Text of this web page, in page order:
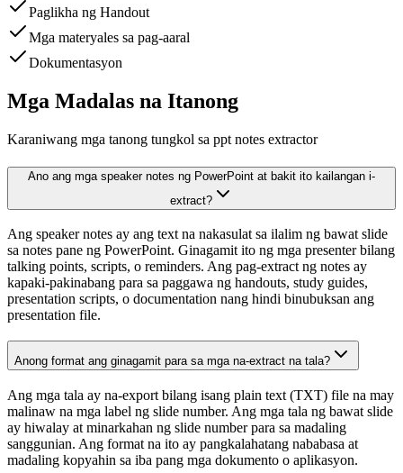
Paglikha ng Handout
Mga materyales sa pag-aaral
Dokumentasyon
Mga Madalas na Itanong
Karaniwang mga tanong tungkol sa ppt notes extractor
Ano ang mga speaker notes ng PowerPoint at bakit ito kailangan i-
extract?
Ang speaker notes ay ang text na nakasulat sa ilalim ng bawat slide
sa notes pane ng PowerPoint. Ginagamit ito ng mga presenter bilang
talking points, scripts, o reminders. Ang pag-extract ng notes ay
kapaki-pakinabang para sa paggawa ng handouts, study guides,
presentation scripts, o documentation nang hindi binubuksan ang
presentation file.
Anong format ang ginagamit para sa mga na-extract na tala?
Ang mga tala ay na-export bilang isang plain text (TXT) file na may
malinaw na mga label ng slide number. Ang mga tala ng bawat slide
ay hiwalay at minarkahan ng slide number para sa madaling
sanggunian. Ang format na ito ay pangkalahatang nababasa at
madaling kopyahin sa iba pang mga dokumento o aplikasyon.